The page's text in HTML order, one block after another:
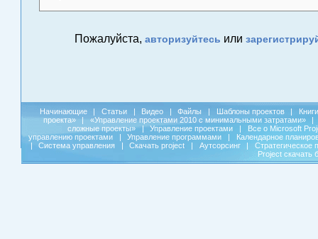
Пожалуйста, авторизуйтесь или
Начинающие | Статьи | Видео | Файлы | Шаблоны проектов |
Книги
проекта»
| «Управление проектами 2010 с минимальными затратами»
|
сложные проекты»
| Управление проектами |
Все о Microsoft
управлению проектами
| Управление программами |
Календарное
|
Система управления | Скачать project | Аутсорсинг |
Стратегическое
Project скачать